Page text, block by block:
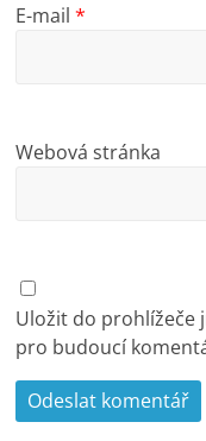
E-mail*
Webová stránka
Uložit do prohlížeče
pro budoucí